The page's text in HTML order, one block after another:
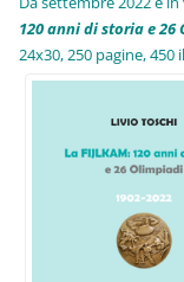
120 anni di storia e 26
24x30, 250 pagine,